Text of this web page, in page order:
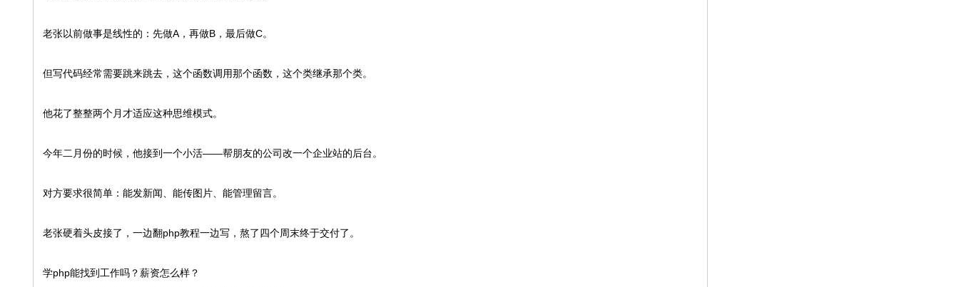
老张以前做事是线性的：先做A，再做B，最后做C。
但写代码经常需要跳来跳去，这个函数调用那个函数，这个类继承那个类。
他花了整整两个月才适应这种思维模式。
今年二月份的时候，他接到一个小活——帮朋友的公司改一个企业站的后台。
对方要求很简单：能发新闻、能传图片、能管理留言。
老张硬着头皮接了，一边翻php教程一边写，熬了四个周末终于交付了。
学php能找到工作吗？薪资怎么样？